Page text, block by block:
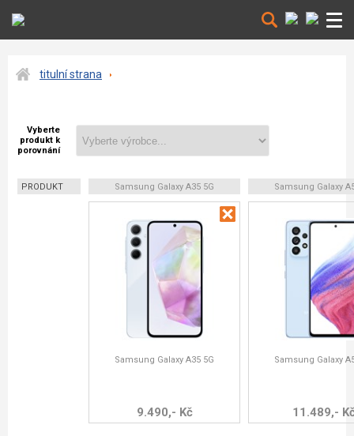
titulní strana
Vyberte
produkt k
porovnání
PRODUKT Samsung Galaxy A35 5G Samsung Galaxy
Samsung Galaxy A35 5G
9.490,- Kč
Samsung Galaxy
11.489,-